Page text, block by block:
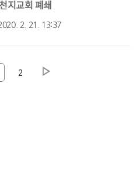
지교회 폐쇄
2. 21. 13:37
2